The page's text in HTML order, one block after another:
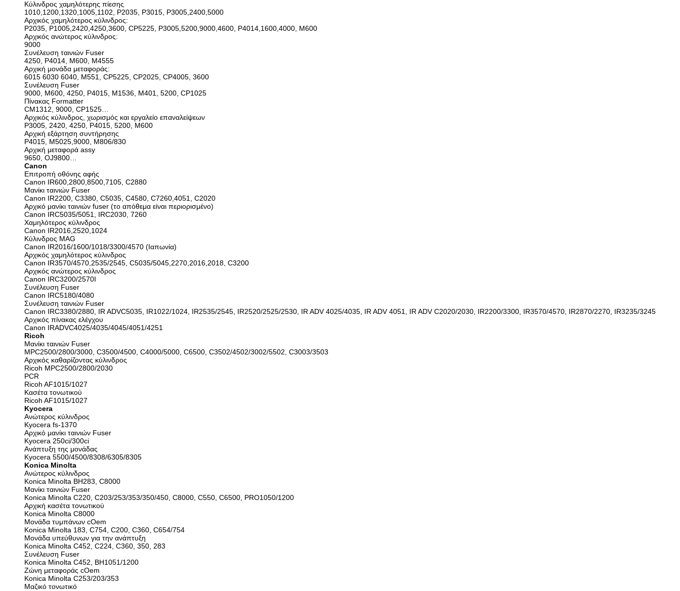
Κύλινδρος χαμηλότερης πίεσης
1010,1200,1320,1005,1102, P2035, P3015, P3005,2400,5000
Αρχικός χαμηλότερος κύλινδρος:
P2035, P1005,2420,4250,3600, CP5225, P3005,5200,9000,4600, P4014,1600,4000, M600
Αρχικός ανώτερος κύλινδρος:
9000
Συνέλευση ταινιών Fuser
4250, P4014, M600, M4555
Αρχική μονάδα μεταφοράς:
6015 6030 6040, M551, CP5225, CP2025, CP4005, 3600
Συνέλευση Fuser
9000, M600, 4250, P4015, M1536, M401, 5200, CP1025
Πίνακας Formatter
CM1312, 9000, CP1525…
Αρχικός κύλινδρος, χωρισμός και εργαλείο επαναλείψεων
P3005, 2420, 4250, P4015, 5200, M600
Αρχική εξάρτηση συντήρησης
P4015, M5025,9000, M806/830
Αρχική μεταφορά assy
9650, OJ9800…
Canon
Επιτροπή οθόνης αφής
Canon IR600,2800,8500,7105, C2880
Μανίκι ταινιών Fuser
Canon IR2200, C3380, C5035, C4580, C7260,4051, C2020
Αρχικό μανίκι ταινιών fuser (το απόθεμα είναι περιορισμένο)
Canon IRC5035/5051, IRC2030, 7260
Χαμηλότερος κύλινδρος
Canon IR2016,2520,1024
Κύλινδρος MAG
Canon IR2016/1600/1018/3300/4570 (Ιαπωνία)
Αρχικός χαμηλότερος κύλινδρος
Canon IR3570/4570,2535/2545, C5035/5045,2270,2016,2018, C3200
Αρχικός ανώτερος κύλινδρος
Canon IRC3200/2570I
Συνέλευση Fuser
Canon IRC5180/4080
Συνέλευση ταινιών Fuser
Canon IRC3380/2880, IR ADVC5035, IR1022/1024, IR2535/2545, IR2520/2525/2530, IR ADV 4025/4035, IR ADV 4051, IR ADV C2020/2030, IR2200/3300, IR3570/4570, IR2870/2270, IR3235/3245
Αρχικός πίνακας ελέγχου
Canon IRADVC4025/4035/4045/4051/4251
Ricoh
Μανίκι ταινιών Fuser
MPC2500/2800/3000, C3500/4500, C4000/5000, C6500, C3502/4502/3002/5502, C3003/3503
Αρχικός καθαρίζοντας κύλινδρος
Ricoh MPC2500/2800/2030
PCR
Ricoh AF1015/1027
Κασέτα τονωτικού
Ricoh AF1015/1027
Kyocera
Ανώτερος κύλινδρος
Kyocera fs-1370
Αρχικό μανίκι ταινιών Fuser
Kyocera 250ci/300ci
Ανάπτυξη της μονάδας
Kyocera 5500/4500/8308/6305/8305
Konica Minolta
Ανώτερος κύλινδρος
Konica Minolta BH283, C8000
Μανίκι ταινιών Fuser
Konica Minolta C220, C203/253/353/350/450, C8000, C550, C6500, PRO1050/1200
Αρχική κασέτα τονωτικού
Konica Minolta C8000
Μονάδα τυμπάνων cOem
Konica Minolta 183, C754, C200, C360, C654/754
Μονάδα υπεύθυνων για την ανάπτυξη
Konica Minolta C452, C224, C360, 350, 283
Συνέλευση Fuser
Konica Minolta C452, BH1051/1200
Ζώνη μεταφοράς cOem
Konica Minolta C253/203/353
Μαζικό τονωτικό